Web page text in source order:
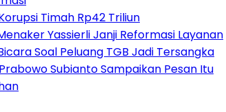
Timah Rp42 Triliun
Yassierli Janji Reformasi Layanan
Soal Peluang TGB Jadi Tersangka
Subianto Sampaikan Pesan Itu